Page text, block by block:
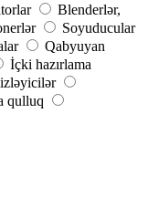
Blenderlər,
Soyuducular
Qabyuyan
İçki hazırlama
qulluq